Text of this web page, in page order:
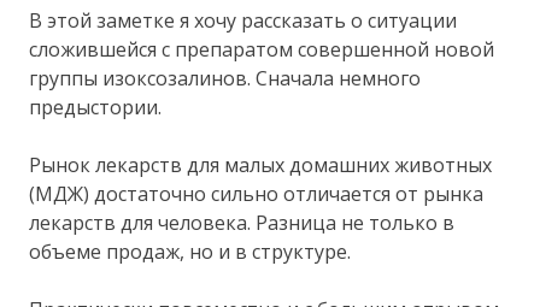
В этой заметке я хочу рассказать о ситуации
сложившейся с препаратом совершенной новой
группы изоксозалинов. Сначала немного
предыстории.
Рынок лекарств для малых домашних животных
(МДЖ) достаточно сильно отличается от рынка
лекарств для человека. Разница не только в
объеме продаж, но и в структуре.